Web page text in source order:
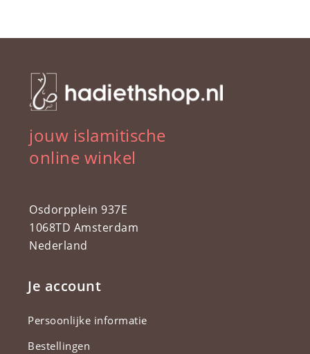
jouw islamitische
online winkel
Osdorpplein 937E
1068TD Amsterdam
Nederland
Je account
Persoonlijke informatie
Bestellingen